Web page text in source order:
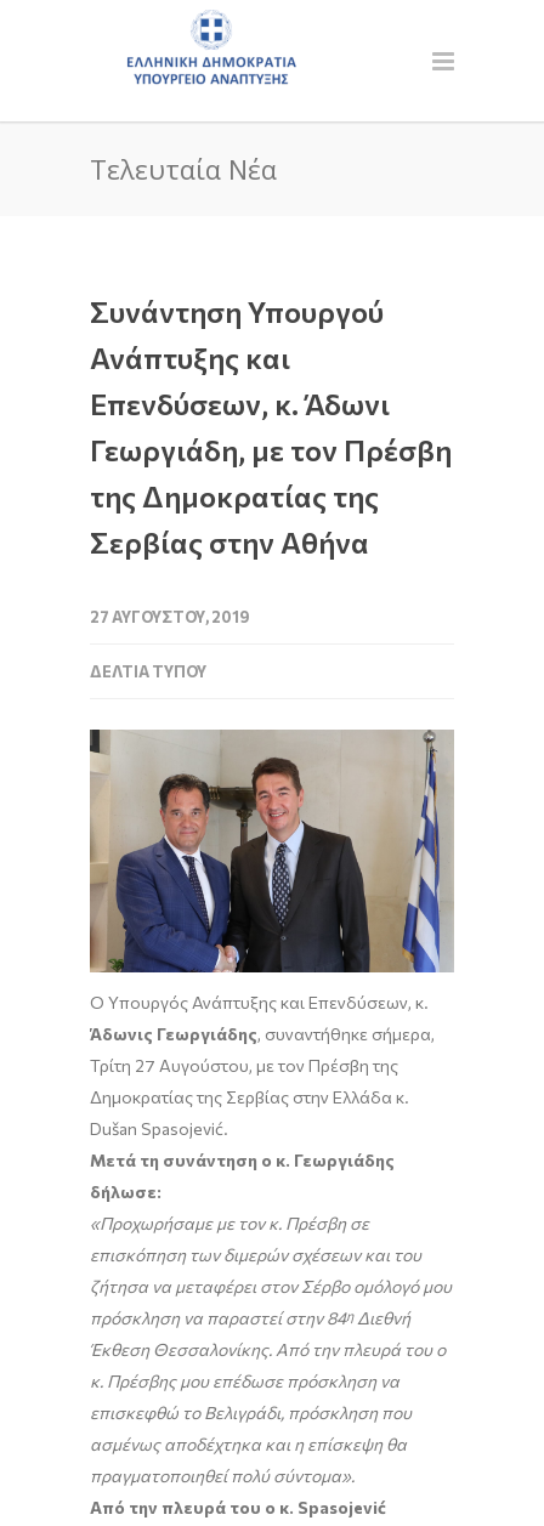
Τελευταία Νέα
Συνάντηση Υπουργού
Ανάπτυξης και
Επενδύσεων, κ. Άδωνι
Γεωργιάδη, με τον Πρέσβη
της Δημοκρατίας της
Σερβίας στην Αθήνα
27 ΑΥΓΟΎΣΤΟΥ, 2019
ΔΕΛΤΊΑ ΤΎΠΟΥ
Ο Υπουργός Ανάπτυξης και Επενδύσεων, κ.
Άδωνις Γεωργιάδης, συναντήθηκε σήμερα,
Τρίτη 27 Αυγούστου, με τον Πρέσβη της
Δημοκρατίας της Σερβίας στην Ελλάδα κ.
Dušan Spasojević.
Μετά τη συνάντηση ο κ. Γεωργιάδης
δήλωσε:
«Προχωρήσαμε με τον κ. Πρέσβη σε
επισκόπηση των διμερών σχέσεων και του
ζήτησα να μεταφέρει στον Σέρβο ομόλογό μου
πρόσκληση να παραστεί στην 84ηΔιεθνή
Έκθεση Θεσσαλονίκης. Από την πλευρά του ο
κ. Πρέσβης μου επέδωσε πρόσκληση να
επισκεφθώ το Βελιγράδι, πρόσκληση που
ασμένως αποδέχτηκα και η επίσκεψη θα
πραγματοποιηθεί πολύ σύντομα».
Από την πλευρά του ο κ. Spasojević